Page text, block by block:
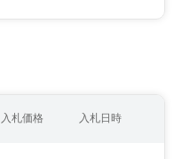
入札価格 入札日時